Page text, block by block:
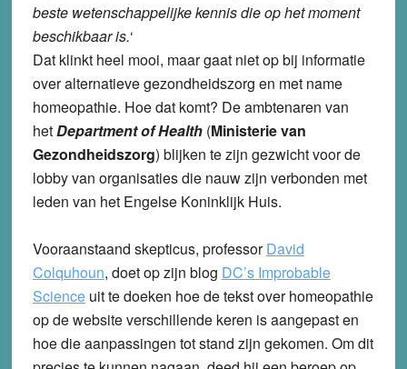
beste wetenschappelijke kennis die op het moment
beschikbaar is.‘
Dat klinkt heel mooi, maar gaat niet op bij informatie
over alternatieve gezondheidszorg en met name
homeopathie. Hoe dat komt? De ambtenaren van
hetDepartment of Health (Ministerie van
Gezondheidszorg) blijken te zijn gezwicht voor de
lobby van organisaties die nauw zijn verbonden met
leden van het Engelse Koninklijk Huis.
Vooraanstaand skepticus, professorDavid
Colquhoun, doet op zijn blog DC’s Improbable
Scienceuit te doeken hoe de tekst over homeopathie
op de website verschillende keren is aangepast en
hoe die aanpassingen tot stand zijn gekomen. Om dit